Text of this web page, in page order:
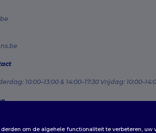
10:00–13:00 & 14:00–17:30 Vrijdag:
om de algehele functionaliteit te verbeteren,